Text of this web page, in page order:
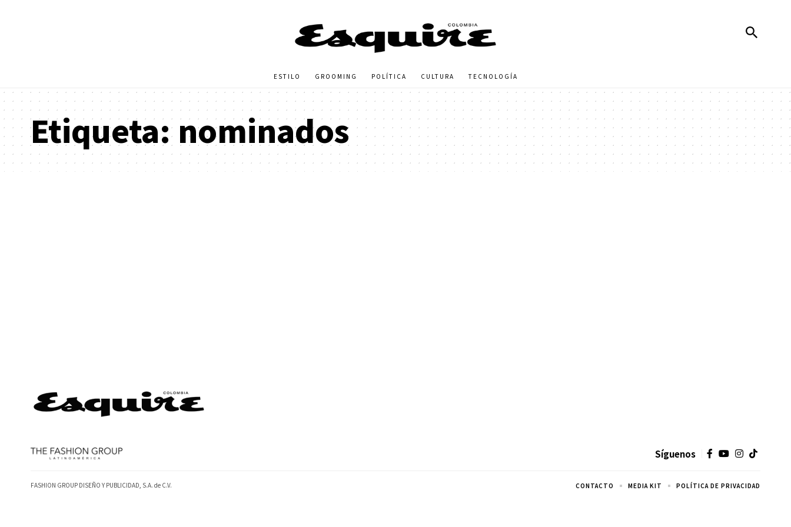
ESTILO GROOMING POLÍTICA CULTURA TECNOLOGÍA
Etiqueta:nominados
Síguenos
FASHION GROUP DISEÑO Y PUBLICIDAD, S.A. de C.V. CONTACTO MEDIA KIT POLÍTICA DE PRIVACIDAD